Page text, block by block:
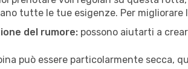
tutte le tue esigenze. Per
del rumore: possono aiutarti a
può essere particolarmente secca,